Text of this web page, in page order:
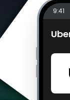
9:41